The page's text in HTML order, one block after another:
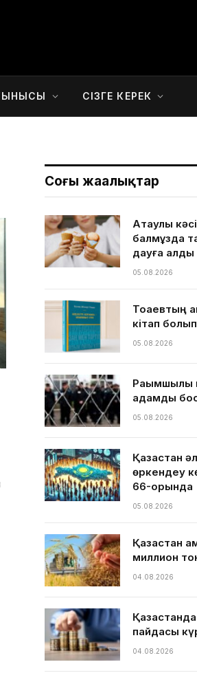
СІЗГЕ КЕРЕК
Соңғы жаңалықтар
Ақтаулық
балмұздақ
дауға қалды
05.08.2026
Тоқаевтың
кітап
05.08.2026
адамды
05.08.2026
Қазақстан
өркендеу
66-орында
05.08.2026
Қазақстан
миллион
04.08.2026
пайдасы
04.08.2026